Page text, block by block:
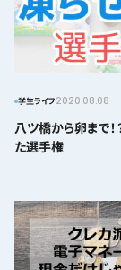
学生ライフ2020.08.08
八ツ橋から卵まで！
た選手権